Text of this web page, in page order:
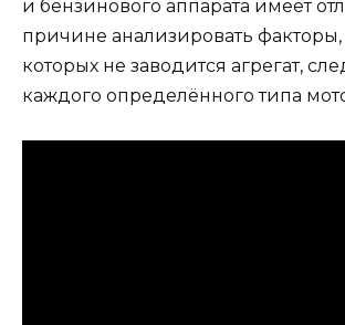
и бензинового аппарата имеет
причине анализировать факторы,
которых не заводится агрегат,
каждого определённого типа